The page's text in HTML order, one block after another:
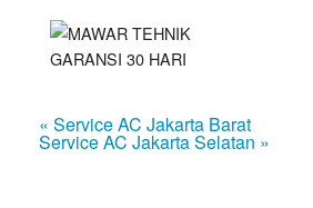
« Service AC Jakarta Barat
Service AC Jakarta Selatan »